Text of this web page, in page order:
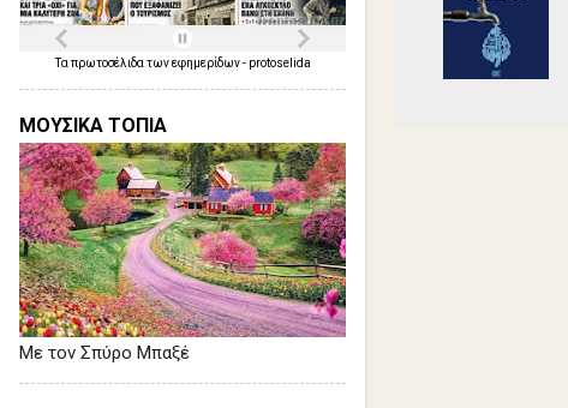
Τα πρωτοσέλιδα τωνεφημερίδων- protoselida
ΜΟΥΣΙΚΑ ΤΟΠΙΑ
Με τον Σπύρο Μπαξέ